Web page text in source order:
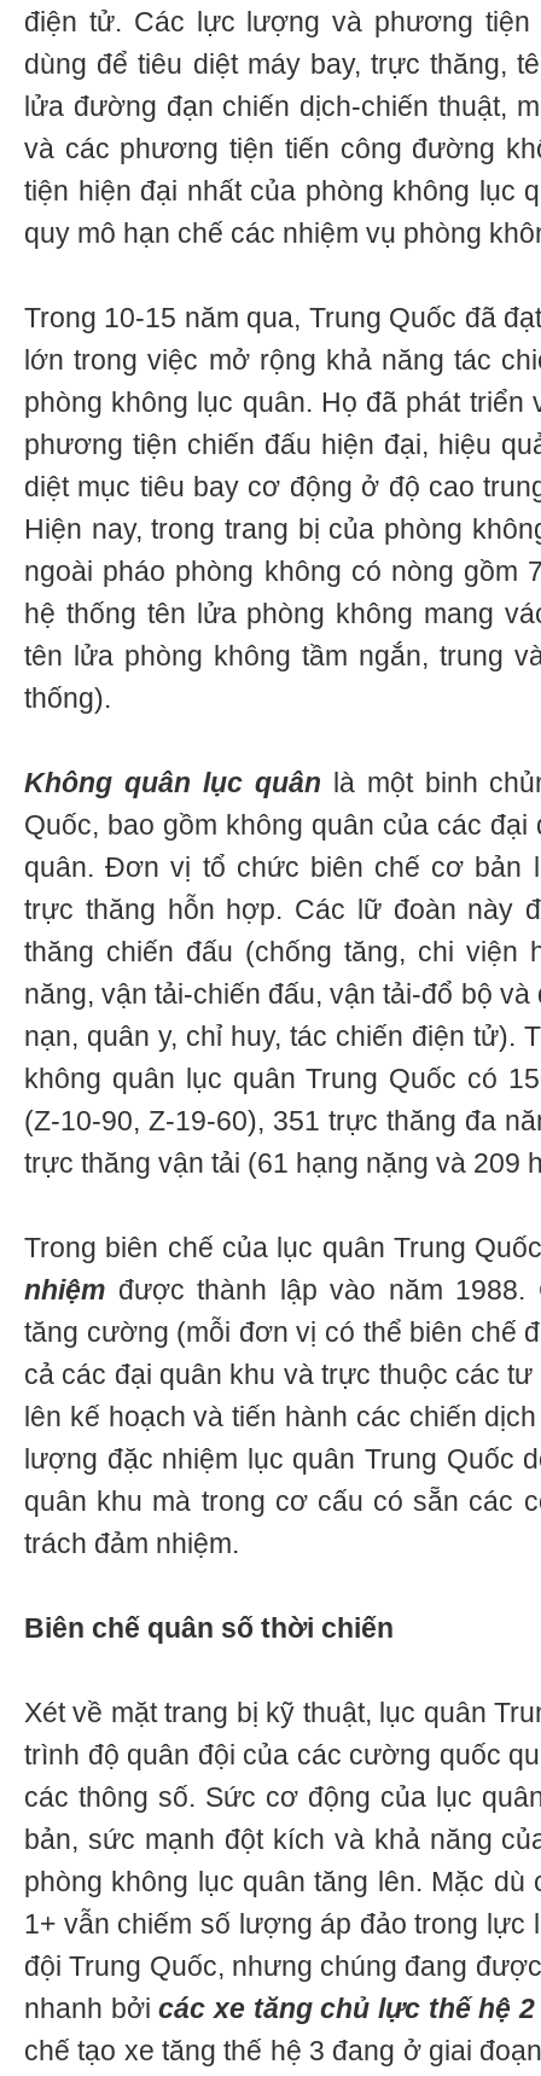
điện tử. Các lực lượng và phương tiện
dùng để tiêu diệt máy bay, trực thăng,
lửa đường đạn chiến dịch-chiến thuật,
và các phương tiện tiến công đường
tiện hiện đại nhất của phòng không lục
quy mô hạn chế các nhiệm vụ phòng
Trong 10-15 năm qua, Trung Quốc đã
lớn trong việc mở rộng khả năng tác
phòng không lục quân. Họ đã phát triển
phương tiện chiến đấu hiện đại, hiệu
diệt mục tiêu bay cơ động ở độ cao
Hiện nay, trong trang bị của phòng
ngoài pháo phòng không có nòng gồm
hệ thống tên lửa phòng không mang
tên lửa phòng không tầm ngắn, trung
thống).
Không quân lục quân là một binh
Quốc, bao gồm không quân của các
quân. Đơn vị tổ chức biên chế cơ bản
trực thăng hỗn hợp. Các lữ đoàn này
thăng chiến đấu (chống tăng, chi viện
năng, vận tải-chiến đấu, vận tải-đổ bộ
nạn, quân y, chỉ huy, tác chiến điện tử).
không quân lục quân Trung Quốc có
(Z-10-90, Z-19-60), 351 trực thăng đa
trực thăng vận tải (61 hạng nặng và 209
Trong biên chế của lục quân Trung
nhiệm được thành lập vào năm
tăng cường (mỗi đơn vị có thể biên chế
cả các đại quân khu và trực thuộc các
lên kế hoạch và tiến hành các chiến
lượng đặc nhiệm lục quân Trung Quốc
quân khu mà trong cơ cấu có sẵn các
trách đảm nhiệm.
Biên chế quân số thời chiến
Xét về mặt trang bị kỹ thuật, lục quân
trình độ quân đội của các cường quốc
các thông số. Sức cơ động của lục
bản, sức mạnh đột kích và khả năng
phòng không lục quân tăng lên. Mặc dù
1+ vẫn chiếm số lượng áp đảo trong lực
đội Trung Quốc, nhưng chúng đang
nhanh bởicác xe tăng chủ lực thế hệ 2
chế tạo xe tăng thế hệ 3 đang ở giai